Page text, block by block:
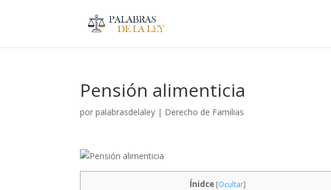
Pensión alimenticia
porpalabrasdelaley | Derecho de Familias
Ínidce [Ocultar]